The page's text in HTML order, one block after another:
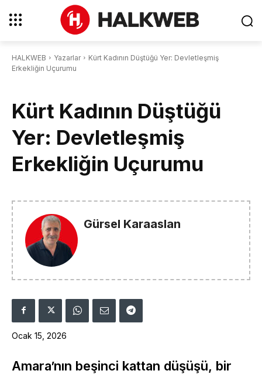
HALKWEB Yazarlar
Kürt Kadının Düştüğü Yer: Devletleşmiş
Erkekliğin Uçurumu
Kürt Kadının Düştüğü
Yer: Devletleşmiş
Erkekliğin Uçurumu
Gürsel Karaaslan
Ocak 15, 2026
Amara’nın beşinci kattan düşüşü, bir